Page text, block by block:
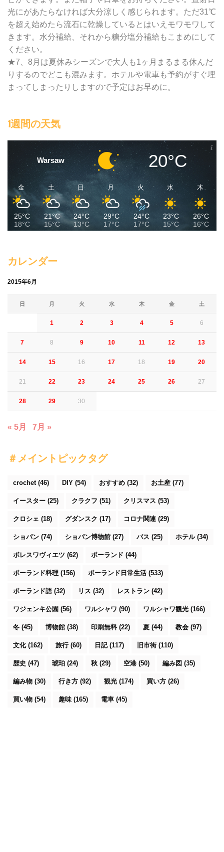
光にがあたらなければ大分涼しく感じられます。ただ31℃
を超え始めたら流石に乾燥しているとはいえモワモワして
きます。水分補給、それから糖分塩分補給もこまめにして
ください。
★7、8月は夏休みシーズンで大人も1ヶ月まるまる休んだ
りするのでどこも混みます。ホテルや電車も予約がすぐ埋
まってしまったりしますので予定はお早めに。
1週間の天気
Warsaw 20°C
金
25°C
18°C
土
21°C
15°C
日
24°C
13°C
月
29°C
17°C
火
24°C
17°C
水
23°C
15°C
木
26°C
16°C
カレンダー
2015年6月
日 月 火 水 木 金 土
1 2 3 4 5 6
7 8 9 10 11 12 13
14 15 16 17 18 19 20
21 22 23 24 25 26 27
28 29 30
« 5月 7月 »
＃メイントピックタグ
crochet (46) DIY (54) おすすめ (32) お土産 (77)
イースター (25) クラクフ (51) クリスマス (53)
クロシェ (18) グダンスク (17) コロナ関連 (29)
ショパン (74) ショパン博物館 (27) バス (25) ホテル(34)
ボレスワヴィエツ (62) ポーランド (44)
ポーランド料理 (156) ポーランド日常生活(533)
ポーランド語(32) リス (32) レストラン (42)
ワジェンキ公園 (56) ワルシャワ (90) ワルシャワ観光 (166)
冬 (45) 博物館 (38) 印刷無料(22) 夏 (44) 教会 (97)
文化(162) 旅行 (60) 日記(117) 旧市街 (110)
歴史 (47) 琥珀 (24) 秋 (29) 空港 (50) 編み図 (35)
編み物 (30) 行き方 (92) 観光 (174) 買い方 (26)
買い物 (54) 趣味 (165) 電車 (45)